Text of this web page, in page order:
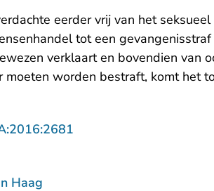
eerder vrij van het
tot een
verklaart en bovendien van
moeten worden bestraft, komt het
Haag